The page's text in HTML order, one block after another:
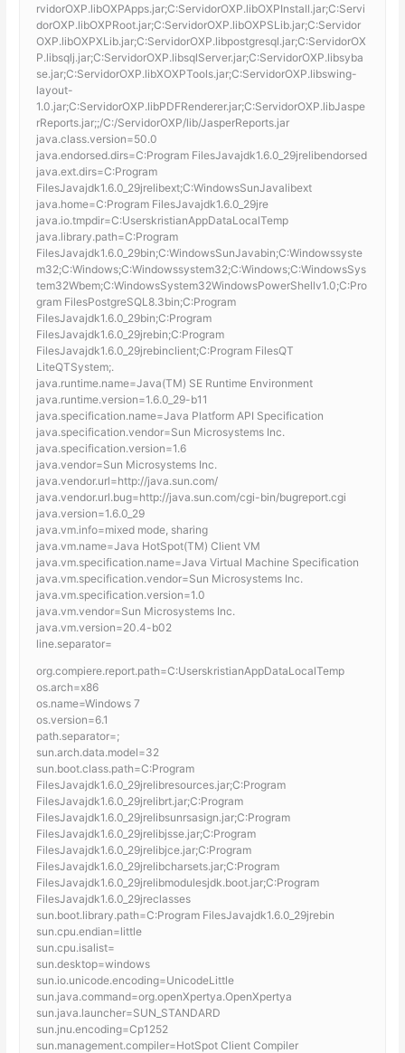
rvidorOXP.libOXPApps.jar;C:ServidorOXP.libOXPInstall.jar;C:Servi
dorOXP.libOXPRoot.jar;C:ServidorOXP.libOXPSLib.jar;C:Servidor
OXP.libOXPXLib.jar;C:ServidorOXP.libpostgresql.jar;C:ServidorOX
P.libsqlj.jar;C:ServidorOXP.libsqlServer.jar;C:ServidorOXP.libsyba
se.jar;C:ServidorOXP.libXOXPTools.jar;C:ServidorOXP.libswing-
layout-
1.0.jar;C:ServidorOXP.libPDFRenderer.jar;C:ServidorOXP.libJaspe
rReports.jar;;/C:/ServidorOXP/lib/JasperReports.jar
java.class.version=50.0
java.endorsed.dirs=C:Program FilesJavajdk1.6.0_29jrelibendorsed
java.ext.dirs=C:Program
FilesJavajdk1.6.0_29jrelibext;C:WindowsSunJavalibext
java.home=C:Program FilesJavajdk1.6.0_29jre
java.io.tmpdir=C:UserskristianAppDataLocalTemp
java.library.path=C:Program
FilesJavajdk1.6.0_29bin;C:WindowsSunJavabin;C:Windowssyste
m32;C:Windows;C:Windowssystem32;C:Windows;C:WindowsSys
tem32Wbem;C:WindowsSystem32WindowsPowerShellv1.0;C:Pro
gram FilesPostgreSQL8.3bin;C:Program
FilesJavajdk1.6.0_29bin;C:Program
FilesJavajdk1.6.0_29jrebin;C:Program
FilesJavajdk1.6.0_29jrebinclient;C:Program FilesQT
LiteQTSystem;.
java.runtime.name=Java(TM) SE Runtime Environment
java.runtime.version=1.6.0_29-b11
java.specification.name=Java Platform API Specification
java.specification.vendor=Sun Microsystems Inc.
java.specification.version=1.6
java.vendor=Sun Microsystems Inc.
java.vendor.url=http://java.sun.com/
java.vendor.url.bug=http://java.sun.com/cgi-bin/bugreport.cgi
java.version=1.6.0_29
java.vm.info=mixed mode, sharing
java.vm.name=Java HotSpot(TM) Client VM
java.vm.specification.name=Java Virtual Machine Specification
java.vm.specification.vendor=Sun Microsystems Inc.
java.vm.specification.version=1.0
java.vm.vendor=Sun Microsystems Inc.
java.vm.version=20.4-b02
line.separator=
org.compiere.report.path=C:UserskristianAppDataLocalTemp
os.arch=x86
os.name=Windows 7
os.version=6.1
path.separator=;
sun.arch.data.model=32
sun.boot.class.path=C:Program
FilesJavajdk1.6.0_29jrelibresources.jar;C:Program
FilesJavajdk1.6.0_29jrelibrt.jar;C:Program
FilesJavajdk1.6.0_29jrelibsunrsasign.jar;C:Program
FilesJavajdk1.6.0_29jrelibjsse.jar;C:Program
FilesJavajdk1.6.0_29jrelibjce.jar;C:Program
FilesJavajdk1.6.0_29jrelibcharsets.jar;C:Program
FilesJavajdk1.6.0_29jrelibmodulesjdk.boot.jar;C:Program
FilesJavajdk1.6.0_29jreclasses
sun.boot.library.path=C:Program FilesJavajdk1.6.0_29jrebin
sun.cpu.endian=little
sun.cpu.isalist=
sun.desktop=windows
sun.io.unicode.encoding=UnicodeLittle
sun.java.command=org.openXpertya.OpenXpertya
sun.java.launcher=SUN_STANDARD
sun.jnu.encoding=Cp1252
sun.management.compiler=HotSpot Client Compiler